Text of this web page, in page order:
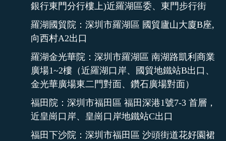
銀行東門分行樓上)近羅湖區委、東門步行街
羅湖國貿院：深圳市羅湖區 國貿廬山大廈B座,
向西村A2出口
羅湖金光華院：深圳市羅湖區 南湖路凱利商業
廣場1~2樓（近羅湖口岸、國貿地鐵站B出口、
金光華廣場東二門對面、鑽石廣場對面）
福田院：深圳市福田區 福田深港1號7-3 首層，
近皇崗口岸、皇崗口岸地鐵站C出口
福田下沙院：深圳市福田區 沙頭街道花好園裙